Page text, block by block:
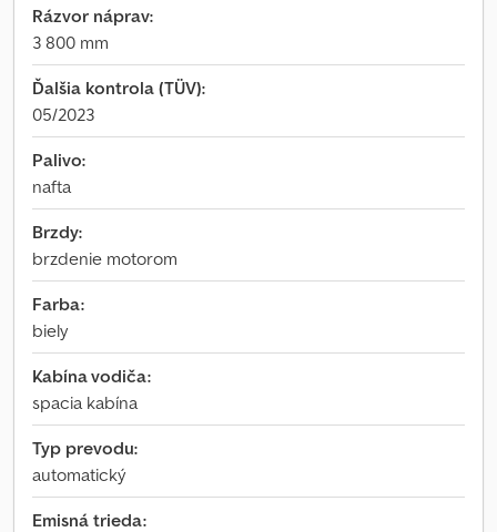
Rázvor náprav:
3 800 mm
Ďalšia kontrola (TÜV):
05/2023
Palivo:
nafta
Brzdy:
brzdenie motorom
Farba:
biely
Kabína vodiča:
spacia kabína
Typ prevodu:
automatický
Emisná trieda: